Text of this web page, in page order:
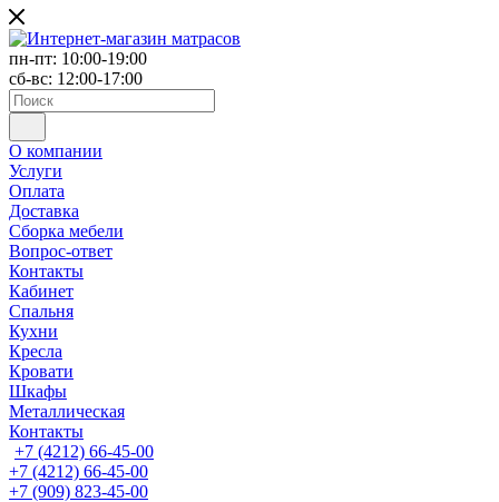
пн-пт: 10:00-19:00
сб-вс: 12:00-17:00
О компании
Услуги
Оплата
Доставка
Сборка мебели
Вопрос-ответ
Контакты
Кабинет
Спальня
Кухни
Кресла
Кровати
Шкафы
Металлическая
Контакты
+7 (4212) 66-45-00
+7 (4212) 66-45-00
+7 (909) 823-45-00